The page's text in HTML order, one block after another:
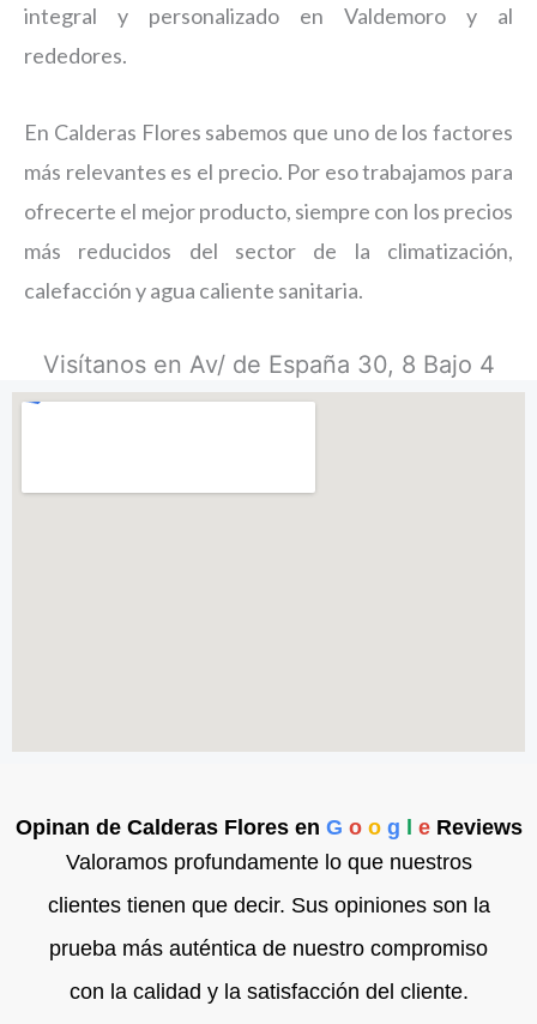
integral y personalizado en Valdemoro y al
rededores.
En Calderas Flores sabemos que uno de los factores
más relevantes es el precio. Por eso trabajamos para
ofrecerte el mejor producto, siempre con los precios
más reducidos del sector de la climatización,
calefacción y agua caliente sanitaria.
Visítanos en Av/ de España 30, 8 Bajo 4
Opinan de Calderas Flores en G o o g eReviews
Valoramos profundamente lo que nuestros
clientes tienen que decir. Sus opiniones son la
prueba más auténtica de nuestro compromiso
con la calidad y la satisfacción del cliente.